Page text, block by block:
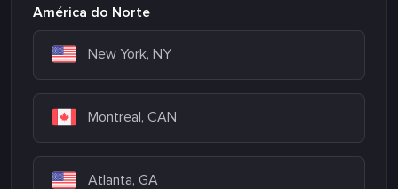
América do Norte
New York, NY
Montreal, CAN
Atlanta, GA